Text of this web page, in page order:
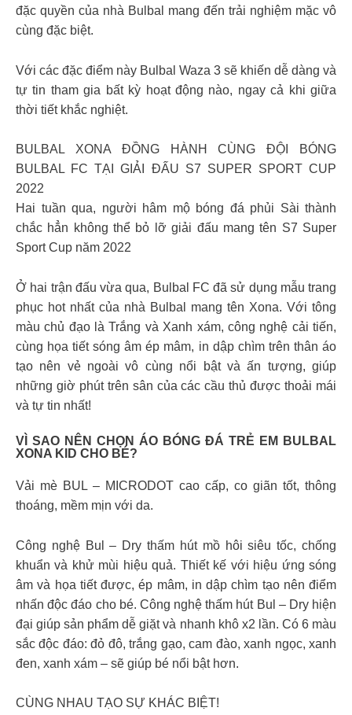
đặc quyền của nhà Bulbal mang đến trải nghiệm mặc vô
cùng đặc biệt.
Với các đặc điểm này Bulbal Waza 3 sẽ khiến dễ dàng và
tự tin tham gia bất kỳ hoạt động nào, ngay cả khi giữa
thời tiết khắc nghiệt.
BULBAL XONA ĐỒNG HÀNH CÙNG ĐỘI BÓNG
BULBAL FC TẠI GIẢI ĐẤU S7 SUPER SPORT CUP
2022
Hai tuần qua, người hâm mộ bóng đá phủi Sài thành
chắc hẳn không thể bỏ lỡ giải đấu mang tên S7 Super
Sport Cup năm 2022
Ở hai trận đấu vừa qua, Bulbal FC đã sử dụng mẫu trang
phục hot nhất của nhà Bulbal mang tên Xona. Với tông
màu chủ đạo là Trắng và Xanh xám, công nghệ cải tiến,
cùng họa tiết sóng âm ép mâm, in dập chìm trên thân áo
tạo nên vẻ ngoài vô cùng nổi bật và ấn tượng, giúp
những giờ phút trên sân của các cầu thủ được thoải mái
và tự tin nhất!
VÌ SAO NÊN CHỌN ÁO BÓNG ĐÁ TRẺ EM BULBAL
XONA KID CHO BÉ?
Vải mè BUL – MICRODOT cao cấp, co giãn tốt, thông
thoáng, mềm mịn với da.
Công nghệ Bul – Dry thấm hút mồ hôi siêu tốc, chống
khuẩn và khử mùi hiệu quả. Thiết kế với hiệu ứng sóng
âm và họa tiết được, ép mâm, in dập chìm tạo nên điểm
nhấn độc đáo cho bé. Công nghệ thấm hút Bul – Dry hiện
đại giúp sản phẩm dễ giặt và nhanh khô x2 lần. Có 6 màu
sắc độc đáo: đỏ đô, trắng gạo, cam đào, xanh ngọc, xanh
đen, xanh xám – sẽ giúp bé nổi bật hơn.
CÙNG NHAU TẠO SỰ KHÁC BIỆT!